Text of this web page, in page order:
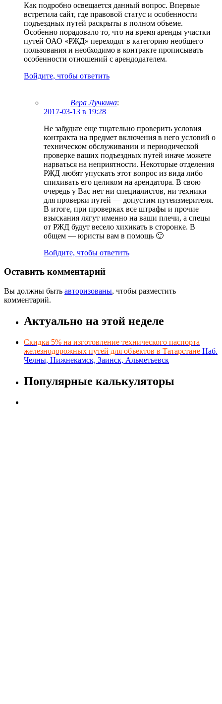
Как подробно освещается данный вопрос. Впервые
встретила сайт, где правовой статус и особенности
подъездных путей раскрыты в полном объеме.
Особенно порадовало то, что на время аренды участки
путей ОАО «РЖД» переходят в категорию необщего
пользования и необходимо в контракте прописывать
особенности отношений с арендодателем.
Войдите, чтобы ответить
Вера Лучкина:
2017-03-13 в 19:28
Не забудьте еще тщательно проверить условия
контракта на предмет включения в него условий о
техническом обслуживании и периодической
проверке ваших подъездных путей иначе можете
нарваться на неприятности. Некоторые отделения
РЖД любят упускать этот вопрос из вида либо
спихивать его целиком на арендатора. В свою
очередь у Вас нет ни специалистов, ни техники
для проверки путей — допустим путеизмерителя.
В итоге, при проверках все штрафы и прочие
взыскания лягут именно на ваши плечи, а спецы
от РЖД будут весело хихикать в сторонке. В
общем — юристы вам в помощь 🙂
Войдите, чтобы ответить
Оставить комментарий
Вы должны быть авторизованы, чтобы разместить
комментарий.
Актуально на этой неделе
Скидка 5% на изготовление технического паспорта
железнодорожных путей для объектов в Татарстане Наб.
Челны, Нижнекамск, Заинск, Альметьевск
Популярные калькуляторы